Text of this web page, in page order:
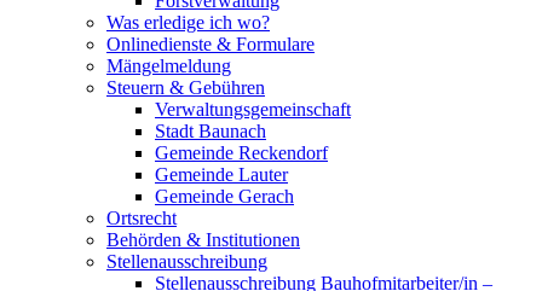
Was erledige ich wo?
Onlinedienste & Formulare
Mängelmeldung
Steuern & Gebühren
Verwaltungsgemeinschaft
Stadt Baunach
Gemeinde Reckendorf
Gemeinde Lauter
Gemeinde Gerach
Ortsrecht
Behörden & Institutionen
Stellenausschreibung
Stellenausschreibung Bauhofmitarbeiter/in –